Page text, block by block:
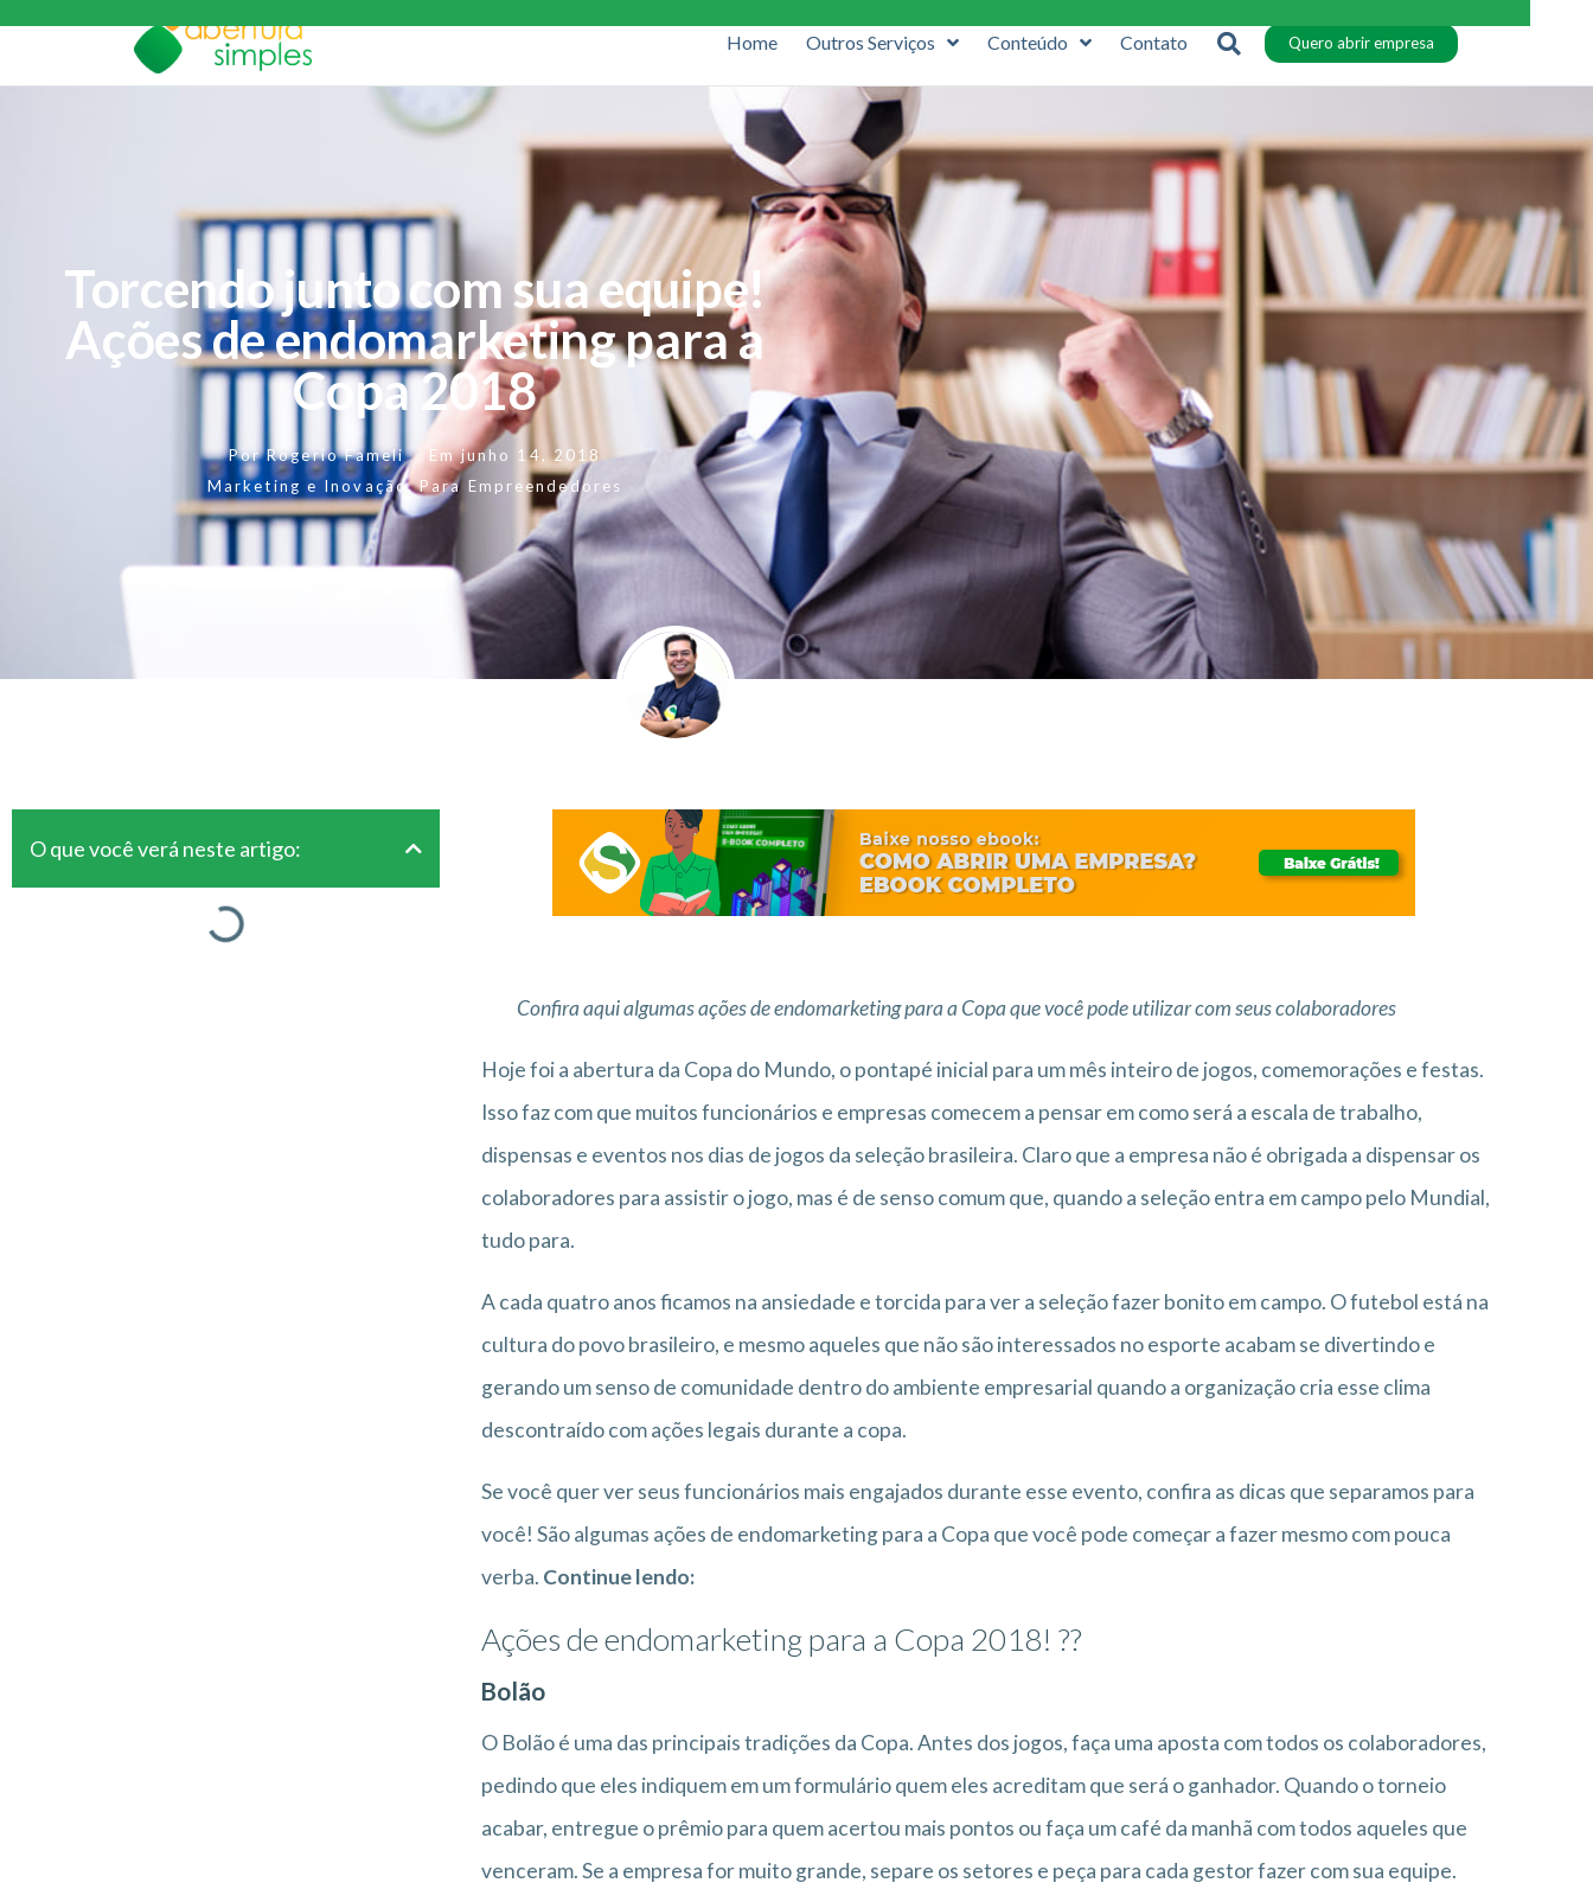
Home Outros Serviços Conteúdo Contato Quero abrir empresa
Torcendo junto com sua equipe!
Ações de endomarketing para a
Copa 2018
PorRogerio Fameli Em junho 14, 2018
Marketing e Inovação,Para Empreendedores
O que você verá neste artigo:
Confira aqui algumas ações de endomarketing para a Copa que você pode utilizar com seus colaboradores
Hoje foi a abertura da Copa do Mundo, o pontapé inicial para um mês inteiro de jogos, comemorações e festas.
Isso faz com que muitos funcionários e empresas comecem a pensar em como será a escala de trabalho,
dispensas e eventos nos dias de jogos da seleção brasileira. Claro que a empresa não é obrigada a dispensar os
colaboradores para assistir o jogo, mas é de senso comum que, quando a seleção entra em campo pelo Mundial,
tudo para.
A cada quatro anos ficamos na ansiedade e torcida para ver a seleção fazer bonito em campo. O futebol está na
cultura do povo brasileiro, e mesmo aqueles que não são interessados no esporte acabam se divertindo e
gerando um senso de comunidade dentro do ambiente empresarial quando a organização cria esse clima
descontraído com ações legais durante a copa.
Se você quer ver seus funcionários mais engajados durante esse evento, confira as dicas que separamos para
você! São algumas ações de endomarketing para a Copa que você pode começar a fazer mesmo com pouca
verba. Continue lendo:
Ações de endomarketing para a Copa 2018! ??
Bolão
O Bolão é uma das principais tradições da Copa. Antes dos jogos, faça uma aposta com todos os colaboradores,
pedindo que eles indiquem em um formulário quem eles acreditam que será o ganhador. Quando o torneio
acabar, entregue o prêmio para quem acertou mais pontos ou faça um café da manhã com todos aqueles que
venceram. Se a empresa for muito grande, separe os setores e peça para cada gestor fazer com sua equipe.